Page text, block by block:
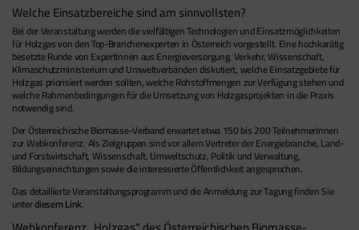
Welche Einsatzbereiche sind am sinnvollsten?
Bei der Veranstaltung werden die vielfältigen Technologien und Einsatzmöglichkeiten
für Holzgas von den Top-Branchenexperten in Österreich vorgestellt. Eine hochkarätig
besetzte Runde von ExpertInnen aus Energieversorgung, Verkehr, Wissenschaft,
Klimaschutzministerium und Umweltverbänden diskutiert, welche Einsatzgebiete für
Holzgas priorisiert werden sollten, welche Rohstoffmengen zur Verfügung stehen und
welche Rahmenbedingungen für die Umsetzung von Holzgasprojekten in die Praxis
notwendig sind.
Der Österreichische Biomasse-Verband erwartet etwa 150 bis 200 TeilnehmerInnen
zur Webkonferenz. Als Zielgruppen sind vor allem Vertreter der Energiebranche, Land-
und Forstwirtschaft, Wissenschaft, Umweltschutz, Politik und Verwaltung,
Bildungseinrichtungen sowie die interessierte Öffentlichkeit angesprochen.
Das detaillierte Veranstaltungsprogramm und die Anmeldung zur Tagung finden Sie
unterdiesem Link.